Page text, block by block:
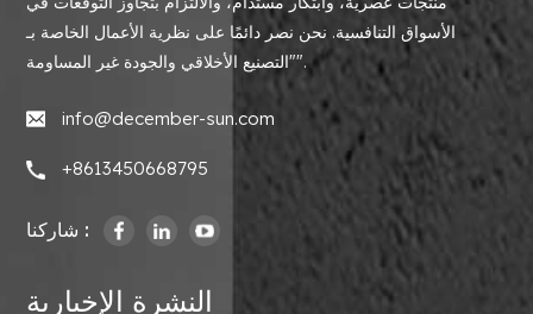
الأسواق التنافسية. نحن نصر دائمًا على نظرية الأعمال الخاصة بـ
"التصنيع الأخلاقي والجودة غير المساومة".
info@december-sun.com
+8613450668795
شاركنا :
النشرة الإخبارية